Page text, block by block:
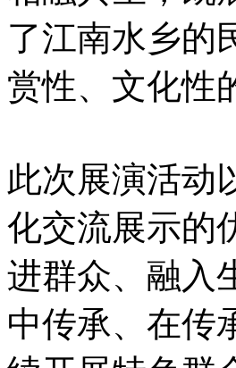
了江南水乡的
赏性、文化性
此次展演活动
化交流展示的
进群众、融入
中传承、在传